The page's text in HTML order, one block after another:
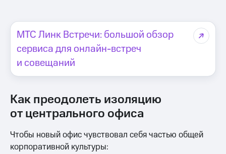
МТС Линк Встречи: большой обзор
сервиса для онлайн-встреч
и совещаний
Как преодолеть изоляцию
от центрального офиса
Чтобы новый офис чувствовал себя частью общей
корпоративной культуры: